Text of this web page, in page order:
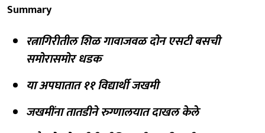
Summary
रत्नागिरीतील शिळ गावाजवळ दोन एसटी बसची
समोरासमोर धडक
या अपघातात ११ विद्यार्थी जखमी
जखमींना तातडीने रुग्णालयात दाखल केले